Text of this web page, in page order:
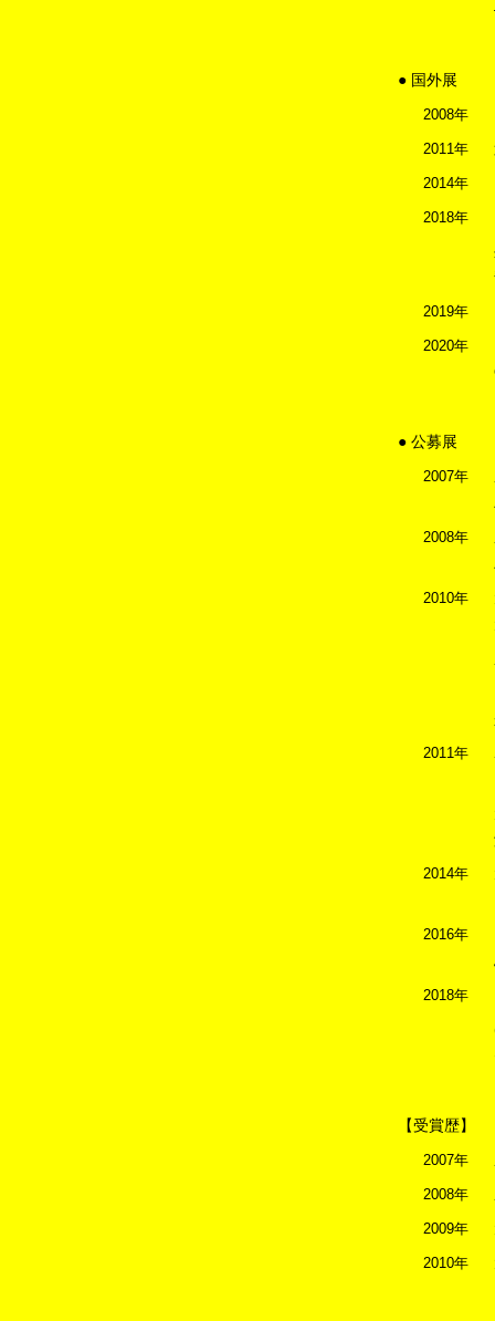
● 国外展
2008年
2011年
2014年
2018年
2019年
2020年
● 公募展
2007年
2008年
2010年
2011年
2014年
2016年
2018年
【受賞歴】
2007年
2008年
2009年
2010年